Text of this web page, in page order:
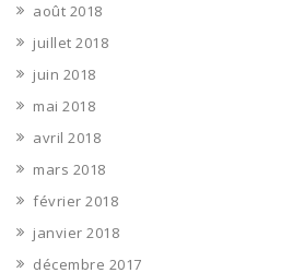
août 2018
juillet 2018
juin 2018
mai 2018
avril 2018
mars 2018
février 2018
janvier 2018
décembre 2017